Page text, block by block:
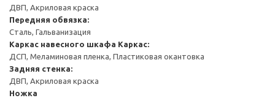
ДВП, Акриловая краска
Передняя обвязка:
Сталь, Гальванизация
Каркас навесного шкафа Каркас:
ДСП, Меламиновая пленка, Пластиковая окантовка
Задняя стенка:
ДВП, Акриловая краска
Ножка